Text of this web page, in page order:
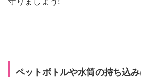
ペットボトルや水筒の持ち込